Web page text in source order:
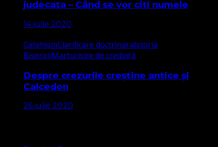
judecata – Când se vor citi numele
14 iulie 2020
CatehismClarificare doctrinaraIstoria
BisericiiMarturisire de credință
Despre crezurile creștine antice și
Calcedon
26 iulie 2020